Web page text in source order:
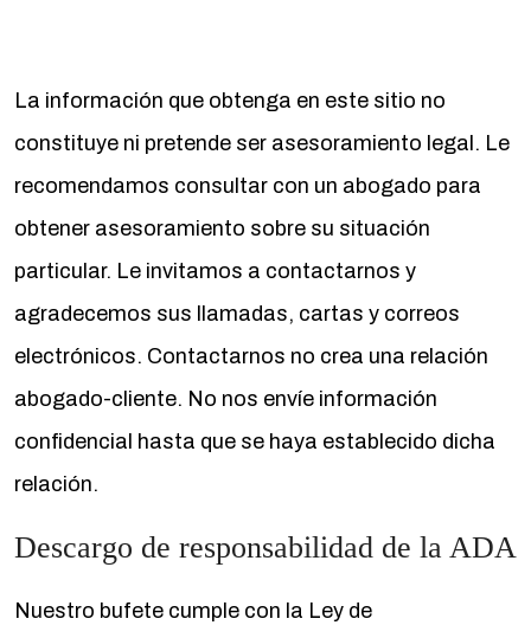
La información que obtenga en este sitio no
constituye ni pretende ser asesoramiento legal. Le
recomendamos consultar con un abogado para
obtener asesoramiento sobre su situación
particular. Le invitamos a contactarnos y
agradecemos sus llamadas, cartas y correos
electrónicos. Contactarnos no crea una relación
abogado-cliente. No nos envíe información
confidencial hasta que se haya establecido dicha
relación.
Descargo de responsabilidad de la ADA
Nuestro bufete cumple con la Ley de